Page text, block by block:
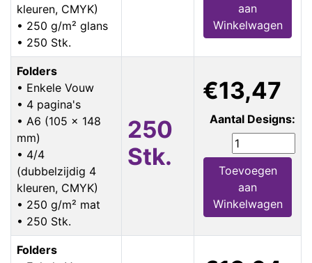
kleuren, CMYK)
• 250 g/m² glans
• 250 Stk.
aan
Winkelwagen
Folders
• Enkele Vouw
• 4 pagina's
• A6 (105 x 148
mm)
• 4/4
(dubbelzijdig 4
kleuren, CMYK)
• 250 g/m² mat
• 250 Stk.
250
Stk.
€13,47
Aantal Designs:
Toevoegen
aan
Winkelwagen
Folders